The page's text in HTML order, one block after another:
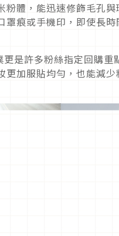
體，能迅速修飾毛孔
痕或手機印，即使長
是許多粉絲指定回購重
加服貼均勻，也能減